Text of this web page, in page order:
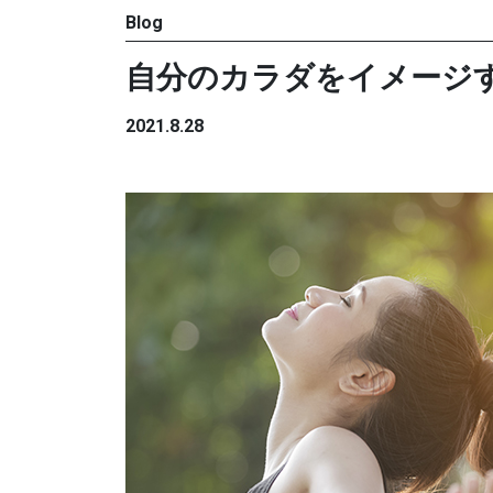
Blog
自分のカラダをイメージ
2021.8.28